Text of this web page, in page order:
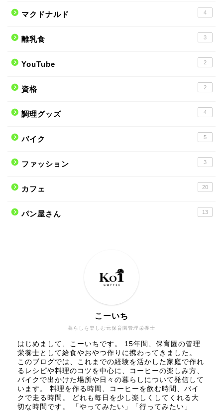
マクドナルド 4
離乳食 3
YouTube 2
資格 2
調理グッズ 4
バイク 5
ファッション 3
カフェ 20
パン屋さん 13
暮らしを楽しむ元保育園管理栄養士
こーいち
はじめまして、こーいちです。 15年間、保育園の管理
栄養士として給食やおやつ作りに携わってきました。
このブログでは、これまでの経験を活かした家庭で作れ
るレシピや料理のコツを中心に、コーヒーの楽しみ方、
バイクで出かけた場所や日々の暮らしについて発信して
います。 料理を作る時間、コーヒーを飲む時間、バイ
クで走る時間。 どれも毎日を少し楽しくしてくれる大
切な時間です。 「やってみたい」「行ってみたい」